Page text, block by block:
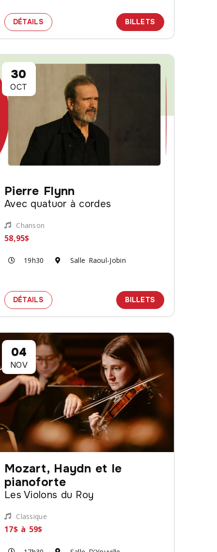
CUSSON
POUR LE SPECTACLE PAROLES ET MUSIQUE AVEC
DÉTAILSSPECTACLE MICHEL CUSSON - VOLTAGE
BILLETS DES BILLETS
FRANÇAISES
DE PARIS - HOMMAGE AUX GRANDES CHANSONS
30
OCT
Pierre Flynn
Avec quatuor à cordes
Chanson
58,95$
19h30 Salle Raoul-Jobin
DÉTAILSSPECTACLE PIERRE FLYNN - AVEC QUATUOR
BILLETS DES BILLETS
04
NOV
Mozart, Haydn et le
pianoforte
Les Violons du Roy
Classique
17$ à 59$